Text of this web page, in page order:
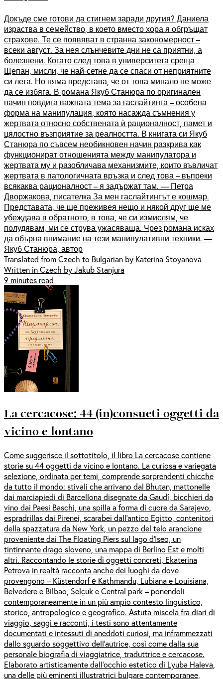
Докъде сме готови да стигнем заради другия? Даниела
израства в семейство, в което вместо хора я обгръщат
страхове. Те се появяват в странна закономерност –
всеки август. За нея слънчевите дни не са приятни, а
болезнени. Когато след това в университета среща
Щепан, мисли, че най-сетне да се спаси от неприятните
си лета. Но няма представа, че от това минало не може
да се избяга. В романа Якуб Станюра по оригинален
начин повдига важната тема за гаслайтинга – особена
форма на манипулация, която насажда съмнения у
жертвата относно собствената ѝ рационалност, памет и
цялостно възприятие за реалността. В книгата си Якуб
Станюра по съвсем необикновен начин разкрива как
функционират отношенията между манипулатора и
жертвата му и разобличава механизмите, които въвличат
жертвата в патологичната връзка и след това – въпреки
всякаква рационалност – я задържат там. — Петра
Дворжакова, писателка За мен гаслайтингът е кошмар.
Представата, че ще преживея нещо и някой друг ще ме
убеждава в обратното, в това, че си измислям, че
полудявам, ми се струва ужасяваща. Чрез романа исках
да обърна внимание на тези манипулативни техники. —
Якуб Станюра, автор
Translated from Czech to Bulgarian by Katerina Stoyanova
Written in Czech by Jakub Stanjura
9 minutes read
La cercacose: 44 (in)consueti oggetti da
vicino e lontano
Come suggerisce il sottotitolo, il libro La cercacose contiene
storie su 44 oggetti da vicino e lontano. La curiosa e variegata
selezione, ordinata per temi, comprende sorprendenti chicche
da tutto il mondo: stivali che arrivano dal Bhutan, mattonelle
dai marciapiedi di Barcellona disegnate da Gaudí, bicchieri da
vino dai Paesi Baschi, una spilla a forma di cuore da Sarajevo,
espradrillas dai Pirenei, scarabei dall’antico Egitto, contenitori
della spazzatura da New York, un pezzo del telo arancione
proveniente dai The Floating Piers sul lago d’Iseo, un
tintinnante drago sloveno, una mappa di Berlino Est e molti
altri. Raccontando le storie di oggetti concreti, Ekaterina
Petrova in realtà racconta anche dei luoghi da dove
provengono – Küstendorf е Kathmandu, Lubiana e Louisiana,
Belvedere e Bilbao, Selçuk e Central park – ponendoli
contemporaneamente in un più ampio contesto linguistico,
storico, antropologico e geografico. Astuta miscela fra diari di
viaggio, saggi e racconti, i testi sono attentamente
documentati e intessuti di aneddoti curiosi, ma inframmezzati
dallo sguardo soggettivo dell’autrice, così come dalla sua
personale biografia di viaggiatrice, traduttrice e cercacose.
Elaborato artisticamente dall’occhio estetico di Lyuba Haleva,
una delle più eminenti illustratrici bulgare contemporanee,